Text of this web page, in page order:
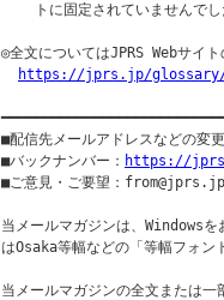
トに固定されていませんで
◎全文についてはJPRS Webサイ
https://jprs.jp/glossary/
■配信先メールアドレスなどの変
■バックナンバー： https://
■ご意見・ご要望：from@jprs.jp
当メールマガジンは、Windowsを
はOsaka等幅などの「等幅フォン
当メールマガジンの全文または一